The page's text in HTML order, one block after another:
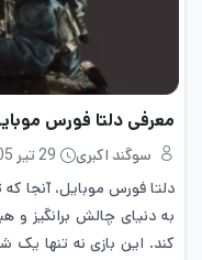
معرفی دلتا فورس
سوگند اکبری
29 تیر 1405
دلتا فورس موبايل، آنجا که
به دنیای چالش ‌برانگیز و
کند. این بازی نه تنها